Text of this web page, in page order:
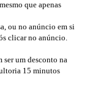
que apenas
ou no anúncio em si
clicar no anúncio.
ser um desconto na
15 minutos